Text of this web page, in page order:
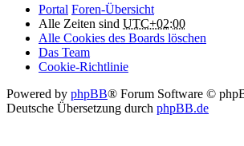
Portal Foren-Übersicht
Alle Zeiten sind UTC+02:00
Alle Cookies des Boards löschen
Das Team
Cookie-Richtlinie
Powered by phpBB® Forum Software ©
Deutsche Übersetzung durch phpBB.de